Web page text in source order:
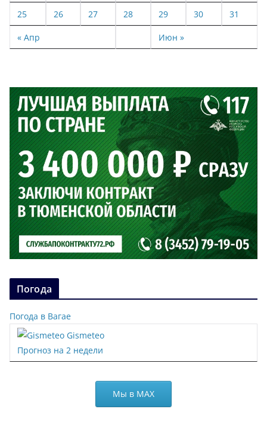
« Апр Июн »
25 26 27 28 29 30 31
Погода
Погода в Вагае
Gismeteo
Прогноз на 2 недели
Мы в МАХ